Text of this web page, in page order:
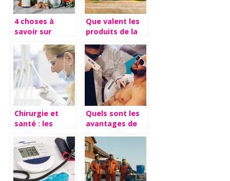
4 choses à
savoir sur
Que valent les
produits de la
?
Chirurgie et
santé : les
opérations
possibles sur le
sexe masculin
Quels sont les
avantages de
?